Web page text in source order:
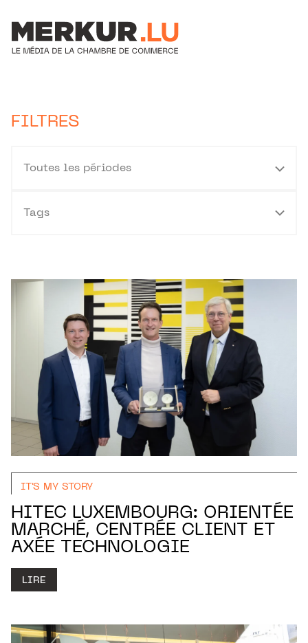
FILTRES
Toutes les périodes
Tags
IT'S MY STORY
HITEC LUXEMBOURG: ORIENTÉE
MARCHÉ, CENTRÉE CLIENT ET
AXÉE TECHNOLOGIE
LIRE